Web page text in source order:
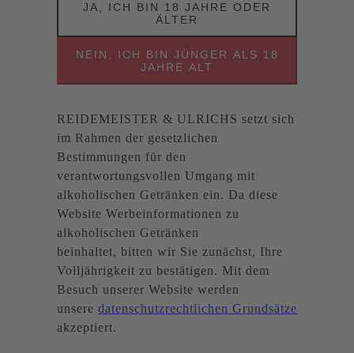
JA, ICH BIN 18 JAHRE ODER
ÄLTER
NEIN, ICH BIN JÜNGER ALS 18
JAHRE ALT
REIDEMEISTER & ULRICHS setzt sich
im Rahmen der gesetzlichen
Bestimmungen für den
verantwortungsvollen Umgang mit
alkoholischen Getränken ein. Da diese
Website Werbeinformationen zu
alkoholischen Getränken
beinhaltet, bitten wir Sie zunächst, Ihre
Volljährigkeit zu bestätigen. Mit dem
Besuch unserer Website werden
unsere datenschutzrechtlichen Grundsätze
akzeptiert.